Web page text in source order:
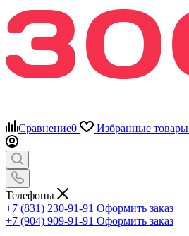
Сравнение0 Избранные товары
Телефоны
+7 (831) 230-91-91 Оформить заказ
+7 (904) 909-91-91 Оформить заказ